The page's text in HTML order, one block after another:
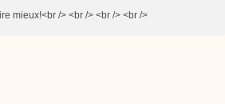
mieux!<br /> <br /> <br /> <br />